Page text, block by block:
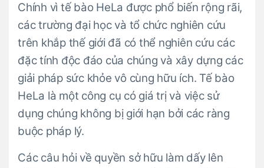
Chính vì tế bào HeLa được phổ biến rộng rãi,
các trường đại học và tổ chức nghiên cứu
trên khắp thế giới đã có thể nghiên cứu các
đặc tính độc đáo của chúng và xây dựng các
giải pháp sức khỏe vô cùng hữu ích. Tế bào
HeLa là một công cụ có giá trị và việc sử
dụng chúng không bị giới hạn bởi các ràng
buộc pháp lý.
Các câu hỏi về quyền sở hữu làm dấy lên